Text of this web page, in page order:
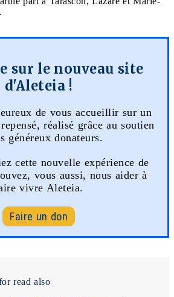
sur le nouveau site
d'Aleteia !
de vous accueillir sur un
réalisé grâce au soutien
généreux donateurs.
cette nouvelle expérience de
vous aussi, nous aider à
vivre Aleteia.
Faire un don